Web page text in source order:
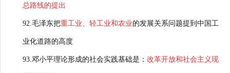
总路线的提出
92.毛泽东把重工业、轻工业和农业的发展关系问题提到中国工
业化道路的高度
93.邓小平理论形成的社会实践基础是： 改革开放和社会主义现